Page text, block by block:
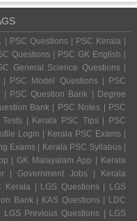
PSC Questions | PSC Kerala |
Questions | PSC GK English |
General Science Questions |
PSC Model Questions | PSC
| PSC Question Bank | Degree
Bank | PSC Notes | PSC
| Kerala PSC Tips | PSC
Login | Kerala PSC Exams |
Exams | Kerala PSC Syllabus |
| GK Malayalam App | Kerala
| Government Jobs | Kerala
Kerala | LGS Questions | LGS
Bank | KAS Questions | LDC
Previous Questions | LGS